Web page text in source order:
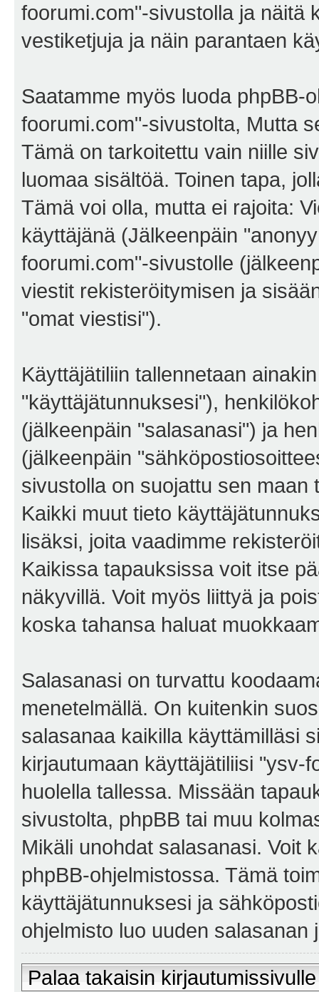
foorumi.com"-sivustolla ja näitä
vestiketjuja ja näin parantaen
Saatamme myös luoda phpBB-
foorumi.com"-sivustolta, Mutta
Tämä on tarkoitettu vain niille
luomaa sisältöä. Toinen tapa,
Tämä voi olla, mutta ei rajoita:
käyttäjänä (Jälkeenpäin
foorumi.com"-sivustolle
viestit rekisteröitymisen ja
"omat viestisi").
Käyttäjätiliin tallennetaan
"käyttäjätunnuksesi"),
(jälkeenpäin "salasanasi") ja
(jälkeenpäin
sivustolla on suojattu sen
Kaikki muut tieto
lisäksi, joita vaadimme
Kaikissa tapauksissa voit itse
näkyvillä. Voit myös liittyä ja
koska tahansa haluat
Salasanasi on turvattu
menetelmällä. On kuitenkin
salasanaa kaikilla käyttämilläsi
kirjautumaan käyttäjätiliisi "ysv-
huolella tallessa. Missään
sivustolta, phpBB tai muu
Mikäli unohdat salasanasi. Voit
phpBB-ohjelmistossa. Tämä
käyttäjätunnuksesi ja
ohjelmisto luo uuden
Palaa takaisin kirjautumissivulle